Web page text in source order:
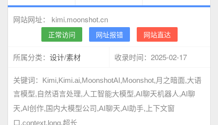
网站网址： kimi.moonshot.cn
正常访问 网址报错 网站直达
所属分类： 设计/素材 收录时间： 2025-02-17
关键词： Kimi,Kimi.ai,MoonshotAI,Moonshot,月之暗面,大语
言模型,自然语言处理,人工智能大模型,AI聊天机器人,AI聊
天,AI创作,国内大模型公司,AI聊天,AI助手,上下文窗